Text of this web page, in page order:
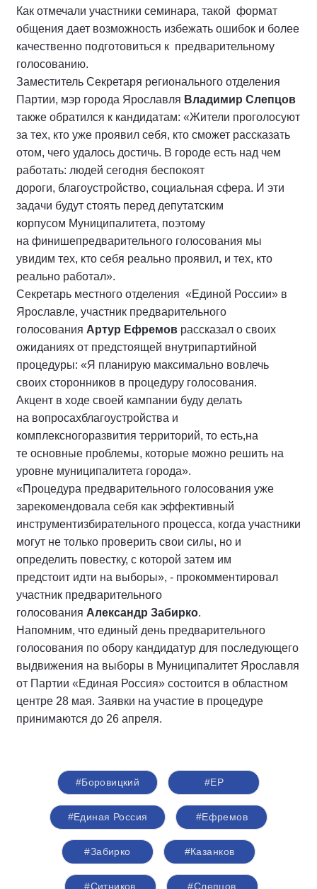
Как отмечали участники семинара, такой формат
общения дает возможность избежать ошибок и более
качественно подготовиться к предварительному
голосованию.
Заместитель Секретаря регионального отделения
Партии, мэр города Ярославля Владимир Слепцов
также обратился к кандидатам: «Жители проголосуют
за тех, кто уже проявил себя, кто сможет рассказать
отом, чего удалось достичь. В городе есть над чем
работать: людей сегодня беспокоят
дороги, благоустройство, социальная сфера. И эти
задачи будут стоять перед депутатским
корпусом Муниципалитета, поэтому
на финишепредварительного голосования мы
увидим тех, кто себя реально проявил, и тех, кто
реально работал».
Секретарь местного отделения «Единой России» в
Ярославле, участник предварительного
голосования Артур Ефремов рассказал о своих
ожиданиях от предстоящей внутрипартийной
процедуры: «Я планирую максимально вовлечь
своих сторонников в процедуру голосования.
Акцент в ходе своей кампании буду делать
на вопросахблагоустройства и
комплексногоразвития территорий, то есть,на
те основные проблемы, которые можно решить на
уровне муниципалитета города».
«Процедура предварительного голосования уже
зарекомендовала себя как эффективный
инструментизбирательного процесса, когда участники
могут не только проверить свои силы, но и
определить повестку, с которой затем им
предстоит идти на выборы», - прокомментировал
участник предварительного
голосования Александр Забирко.
Напомним, что единый день предварительного
голосования по обору кандидатур для последующего
выдвижения на выборы в Муниципалитет Ярославля
от Партии «Единая Россия» состоится в областном
центре 28 мая. Заявки на участие в процедуре
принимаются до 26 апреля.
#Боровицкий #ЕР
#Единая Россия #Ефремов
#Забирко #Казанков
#Ситников #Слепцов